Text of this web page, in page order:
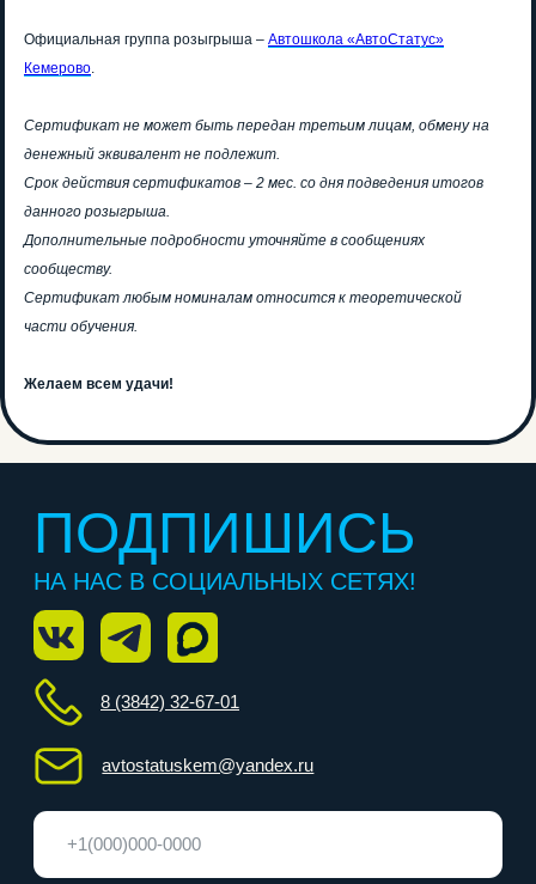
Официальная группа розыгрыша – Автошкола «АвтоСтатус»
Кемерово.
Сертификат не может быть передан третьим лицам, обмену на
денежный эквивалент не подлежит.
Срок действия сертификатов – 2 мес. со дня подведения итогов
данного розыгрыша.
Дополнительные подробности уточняйте в сообщениях
сообществу.
Сертификат любым номиналам относится к теоретической
части обучения.
Желаем всем удачи!
avtostatuskem@yandex.ru
категория А
Согласие на обработку персональных данных
Согласие на обработку персональных данных для
рекламы
Лицензия
Категории
категория C
Расписание
Частые вопросы
Контакты
Отправляя свои контактные данные, вы соглашаетесь
политики конфиденциальности
Перезвоните мне
ООО «Статус ПРО ИНН: 4253056643», 2026 г. Все
права защищены